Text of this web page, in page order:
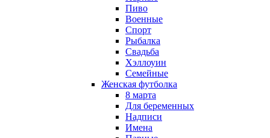
Пиво
Военные
Спорт
Рыбалка
Свадьба
Хэллоуин
Семейные
Женская футболка
8 марта
Для беременных
Надписи
Имена